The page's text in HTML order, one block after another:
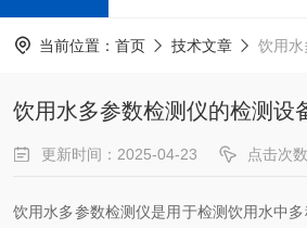
当前位置： 首页 技术文章 饮用水
饮用水多参数检测仪的检测设
更新时间：2025-04-23 点击次
饮用水多参数检测仪是用于检测饮用水中多